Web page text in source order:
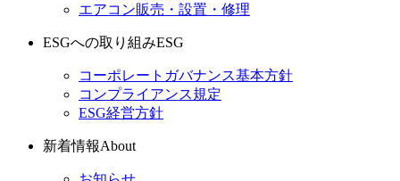
エアコン販売・設置・修理
ESGへの取り組みESG
コーポレートガバナンス基本方針
コンプライアンス規定
ESG経営方針
新着情報About